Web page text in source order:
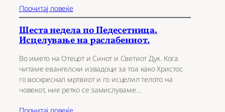
Прочитај повеќе
Шеста недела по Педесетница.
Исцелување на раслабениот.
Во името на Отецот и Синот и Светиот Дух. Кога
читаме евангелски извадоци за тоа како Христос
го воскреснал мртвиот и го исцелил телото на
човекот, ние ретко се замислуваме…
Прочитај повеќе